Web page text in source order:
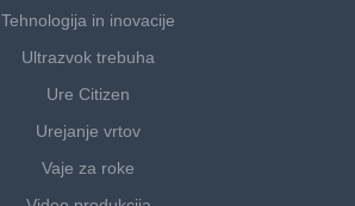
Tehnologija in inovacije
Ultrazvok trebuha
Ure Citizen
Urejanje vrtov
Vaje za roke